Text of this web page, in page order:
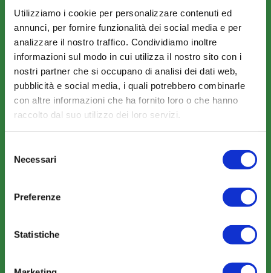
Utilizziamo i cookie per personalizzare contenuti ed
annunci, per fornire funzionalità dei social media e per
analizzare il nostro traffico. Condividiamo inoltre
informazioni sul modo in cui utilizza il nostro sito con i
nostri partner che si occupano di analisi dei dati web,
pubblicità e social media, i quali potrebbero combinarle
con altre informazioni che ha fornito loro o che hanno
raccolto dal suo utilizzo dei loro servizi.
delNecessari
Preferenze
Statistiche
Amministrazione trasparente
COME ADERIRE
Strumenti